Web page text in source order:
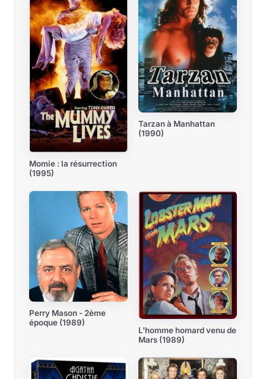
Momie : la résurrection
(1995)
Tarzan à Manhattan
(1990)
Perry Mason - 2ème
époque (1989)
L'homme homard venu de
Mars (1989)